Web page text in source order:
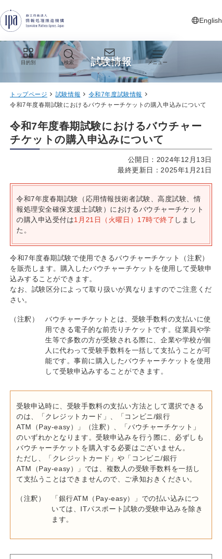
English
新しいタ
目的別 検索 お問い合わせ メニュー
試験情報
トップページ 試験情報
令和7年度試験情報
令和7年度春期試験におけるバウチャーチケットの購入申込みについて
令和7年度春期試験におけるバウチャー
チケットの購入申込みについて
公開日：2024年12月13日
最終更新日：2025年1月21日
令和7年度春期試験（応用情報技術者試験、高度試験、情
報処理安全確保支援士試験）におけるバウチャーチケット
の購入申込受付は1月21日（火曜日）17時で終了 しまし
た。
令和7年度春期試験で使用できるバウチャーチケット（注釈）
を販売します。購入したバウチャーチケットを使用して受験申
込みすることができます。
なお、試験区分によって取り扱いが異なりますのでご注意くだ
さい。
（注釈）
バウチャーチケットとは、受験手数料の支払いに使
用できる電子的な前売りチケットです。従業員や学
生等で多数の方が受験される際に、企業や学校が個
人に代わって受験手数料を一括して支払うことが可
能です。事前に購入したバウチャーチケットを使用
して受験申込みすることができます。
受験申込時に、受験手数料の支払い方法として選択できる
のは、「クレジットカード」、「コンビニ/銀行
ATM（Pay-easy）」（注釈）、「バウチャーチケット」
のいずれかとなります。受験申込みを行う際に、必ずしも
バウチャーチケットを購入する必要はございません。
ただし、「クレジットカード」や「コンビニ/銀行
ATM（Pay-easy）」では、複数人の受験手数料を一括し
て支払うことはできませんので、ご承知おきください。
（注釈）
「銀行ATM（Pay-easy）」での払い込みにつ
いては、ITパスポート試験の受験申込みを除き
ます。